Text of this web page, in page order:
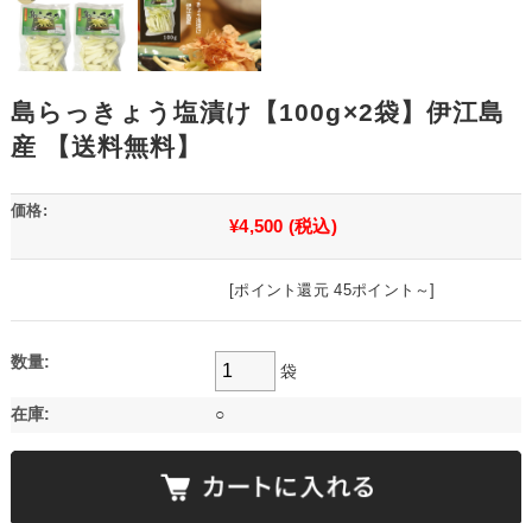
島らっきょう塩漬け【100g×2袋】伊江島
産 【送料無料】
価格:
¥4,500 (税込)
[ポイント還元 45ポイント～]
数量:
袋
在庫: ○